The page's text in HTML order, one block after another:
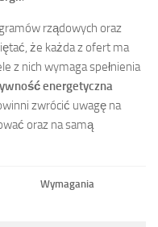
rządowych oraz
że każda z ofert ma
z nich wymaga spełnienia
energetyczna
zwrócić uwagę na
oraz na samą
Wymagania